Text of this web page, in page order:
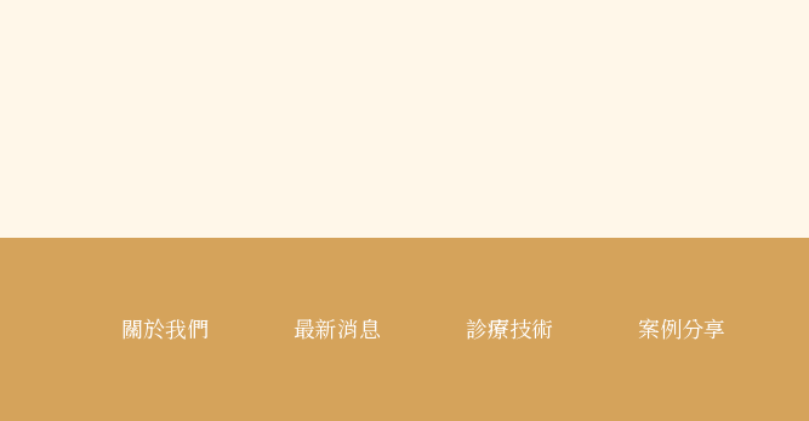
關於我們 最新消息 診療技術 案例分享